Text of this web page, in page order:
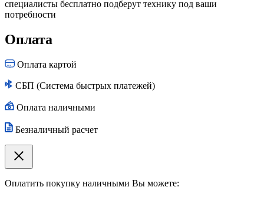
специалисты бесплатно подберут технику под ваши
потребности
Оплата
Оплата картой
СБП (Система быстрых платежей)
Оплата наличными
Безналичный расчет
Оплатить покупку наличными Вы можете: